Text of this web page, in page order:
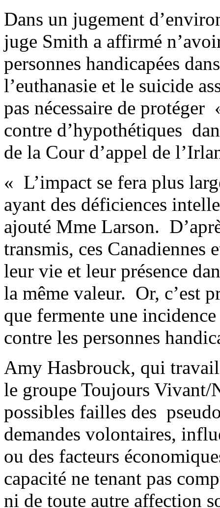
Dans un jugement
juge Smith a affirmé
personnes handicapées
l’euthanasie et le suicide
pas nécessaire de
contre d’hypothétiques
de la Cour d’appel de
« L’impact se fera plus
ayant des déficiences
ajouté Mme Larson.
transmis, ces Canadiennes
leur vie et leur présence
la même valeur. Or, c’est
que fermente une
contre les personnes
Amy Hasbrouck, qui
le groupe Toujours Vivant/
possibles failles des
demandes volontaires,
ou des facteurs
capacité ne tenant pas
ni de toute autre affection